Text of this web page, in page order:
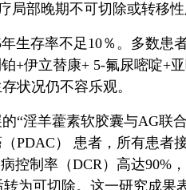
局部晚期不可切除或转移性
年生存率不足 10％。多数患
+伊立替康+ 5-氟尿嘧啶+
状况仍不容乐观。
“淫羊藿素软胶囊与AG联
PDAC ） 患者，所有患者
病控制率（DCR）高达90% ，
为可切除。这一研究成